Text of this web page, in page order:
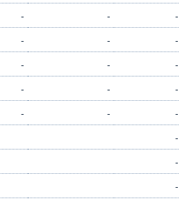
- -
-
- -
-
- -
-
- -
-
- -
-
-
-
-